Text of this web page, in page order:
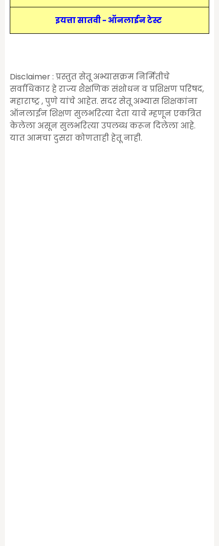
इयत्ता सातवी - ऑनलाईन टेस्ट
Disclaimer : प्रस्तुत सेतू अभ्यासक्रम निर्मितीचे
सर्वाधिकार हे राज्य शैक्षणिक संशोधन व प्रशिक्षण परिषद,
महाराष्ट्र , पुणे यांचे आहेत. सदर सेतू अभ्यास शिक्षकांना
ऑनलाईन शिक्षण सुलभरित्या देता यावे म्हणून एकत्रित
केलेला असून सुलभरित्या उपलब्ध करून दिलेला आहे.
यात आमचा दुसरा कोणताही हेतू नाही.